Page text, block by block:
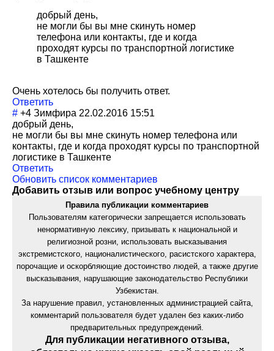
добрый день,
не могли бы вы мне скинуть номер
телефона или контакты, где и когда
проходят курсы по транспортной логистике
в Ташкенте
Очень хотелось бы получить ответ.
Ответить
# +4 Зимфира 22.02.2016 15:51
добрый день,
не могли бы вы мне скинуть номер телефона или
контакты, где и когда проходят курсы по транспортной
логистике в Ташкенте
Ответить
Обновить список комментариев
Добавить отзыв или вопрос учебному центру
Правила публикации комментариев
Пользователям категорически запрещается использовать
ненормативную лексику, призывать к национальной и
религиозной розни, использовать высказывания
экстремистского, националистического, расистского характера,
порочащие и оскорбляющие достоинство людей, а также другие
высказывания, нарушающие законодательство Республики
Узбекистан.
За нарушение правил, установленных администрацией сайта,
комментарий пользователя будет удален без каких-либо
предварительных предупреждений.
Для публикации негативного отзыва,